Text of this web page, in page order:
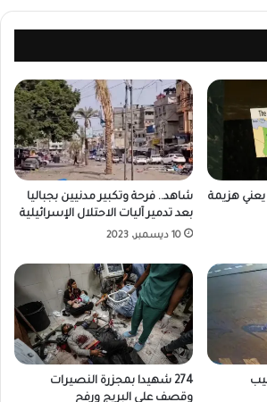
يعني هزيمة
شاهد.. فرحة وتكبير مدنيين بجباليا
بعد تدمير آليات الاحتلال الإسرائيلية
10 ديسمبر، 2023
274 شهيدا بمجزرة النصيرات
وقصف على البريج ورفح